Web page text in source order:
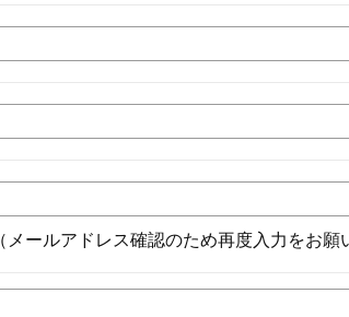
（メールアドレス確認のため再度入力をお願